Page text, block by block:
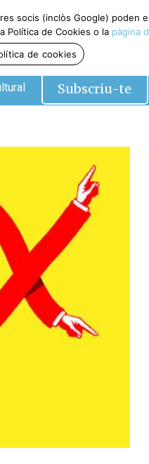
Subscriu-te
socis (inclòs Google) poden
Política de Cookies o la pàgina
de cookies